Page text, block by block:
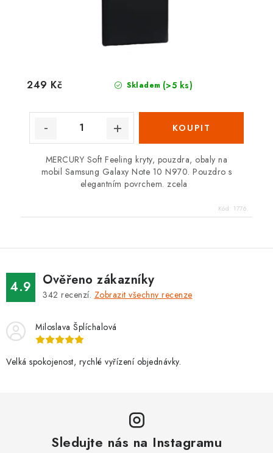
Skladem (>5 ks)
249 Kč
MERCURY Soft Feeling kryty, pouzdra, obaly na
mobil Samsung Galaxy Note 10 N970. Pouzdro s
elegantním povrchem. zcela
Kód: 1776
4.9 Ověřeno zákazníky
342 recenzí. Zobrazit všechny recenze
Miloslava Šplíchalová
Velká spokojenost, rychlé vyřízení objednávky.
Sledujte nás na Instagramu